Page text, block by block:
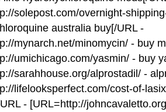
solepost.com/overnight-
australia buy[/URL -
mynarch.net/minomycin/ - buy
umichicago.com/yasmin/ - buy
sarahhouse.org/alprostadil/ -
lifelooksperfect.com/cost-of-
- [URL=http://